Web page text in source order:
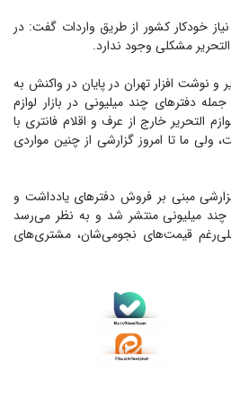
به تامین ۴۰ درصد نیاز خودکار کشور از طریق واردات گفت: در
مشکلی وجود ندارد.
و نوشت افزار تهران در پایان در واکنش به
دفتر‌های چند میلیونی در بازار لوازم
التحریر خارج از عرف و اقلام فانتری با
ما تا امروز گزارشی از چنین مواردی
مبنی بر فروش دفتر‌های یادداشت و
چند میلیونی منتشر شد و به نظر می‌رسد
قیمت‌های نجومی‌شان، مشتری‌های